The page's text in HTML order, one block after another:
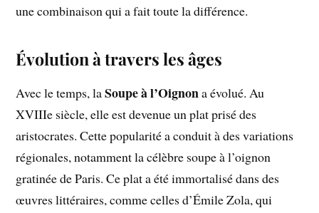
une combinaison qui a fait toute la différence.
Évolution à travers les âges
Avec le temps, laSoupe à l’Oignona évolué. Au
XVIIIe siècle, elle est devenue un plat prisé des
aristocrates. Cette popularité a conduit à des variations
régionales, notamment la célèbre soupe à l’oignon
gratinée de Paris. Ce plat a été immortalisé dans des
œuvres littéraires, comme celles d’Émile Zola, qui